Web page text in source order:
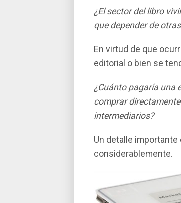
¿El sector del libro
que depender de
En virtud de que
editorial o bien se
¿Cuánto pagarí­a una
comprar
intermediarios?
Un detalle
considerablemente.